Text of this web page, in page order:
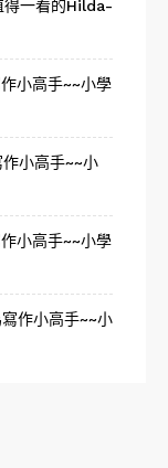
得一看的Hilda-
小高手~~小學
小高手~~小
小高手~~小學
作小高手~~小